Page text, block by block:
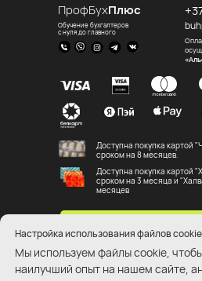
Настройка использования файлов cookie
Мы используем файлы cookie,
наилучший опыт на нашем сайте,
ПрофБухПлюс
Обучение бухгалтеров
с нуля до главного
КУПИТЬ ПОДАРОЧНЫЙ
Доступна покупка картой
сроком на 3 месяца и
месяцев
Доступна покупка картой
сроком на 8 месяцев.